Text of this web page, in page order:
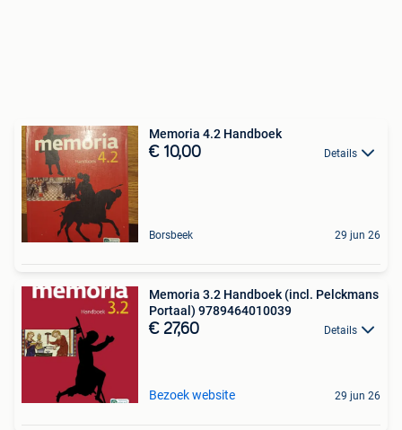
Memoria 4.2 Handboek
€ 10,00 Details
Borsbeek 29 jun 26
Memoria 3.2 Handboek (incl. Pelckmans
Portaal) 9789464010039
€ 27,60 Details
Bezoek website 29 jun 26